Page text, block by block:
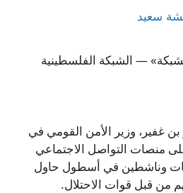
سعيد
— الشبكة الفلسطينية
بن غفير، وزير الأمن القومي في
منصات التواصل الاجتماعي
وناشطين في أسطول حاول
من قبل قوات الاحتلال.